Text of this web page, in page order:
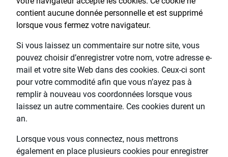
contient aucune donnée personnelle et est supprimé
lorsque vous fermez votre navigateur.
Si vous laissez un commentaire sur notre site, vous
pouvez choisir d’enregistrer votre nom, votre adresse e-
mail et votre site Web dans des cookies. Ceux-ci sont
pour votre commodité afin que vous n’ayez pas à
remplir à nouveau vos coordonnées lorsque vous
laissez un autre commentaire. Ces cookies durent un
an.
Lorsque vous vous connectez, nous mettrons
également en place plusieurs cookies pour enregistrer